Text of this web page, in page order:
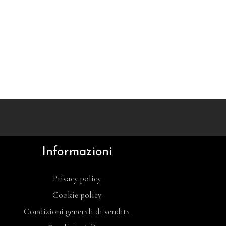
Informazioni
Privacy policy
Cookie policy
Condizioni generali di vendita